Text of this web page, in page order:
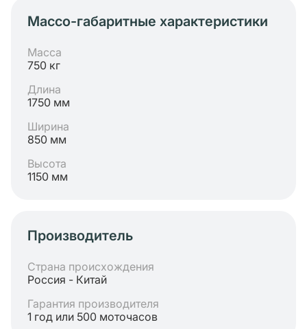
Массо-габаритные характеристики
Масса
750 кг
Длина
1750 мм
Ширина
850 мм
Высота
1150 мм
Производитель
Страна происхождения
Россия - Китай
Гарантия производителя
1 год или 500 моточасов